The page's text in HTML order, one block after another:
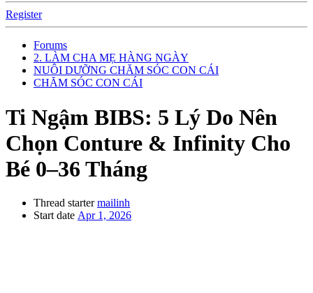
Register
Forums
2. LÀM CHA MẸ HÀNG NGÀY
NUÔI DƯỠNG CHĂM SÓC CON CÁI
CHĂM SÓC CON CÁI
Ti Ngậm BIBS: 5 Lý Do Nên
Chọn Conture & Infinity Cho
Bé 0–36 Tháng
Thread starter mailinh
Start date Apr 1, 2026